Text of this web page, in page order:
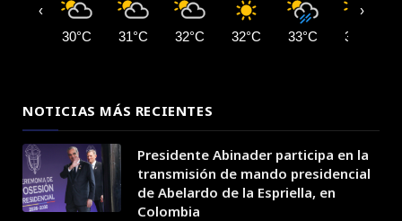
30°C 31°C 32°C 32°C 33°C 33°C
‹ ›
NOTICIAS MÁS RECIENTES
Presidente Abinader participa en la
transmisión de mando presidencial
de Abelardo de la Espriella, en
Colombia